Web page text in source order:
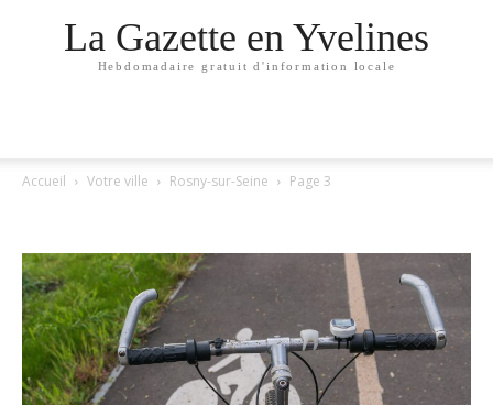
La Gazette en Yvelines
Hebdomadaire gratuit d'information locale
Accueil Votre ville Rosny-sur-Seine Page 3